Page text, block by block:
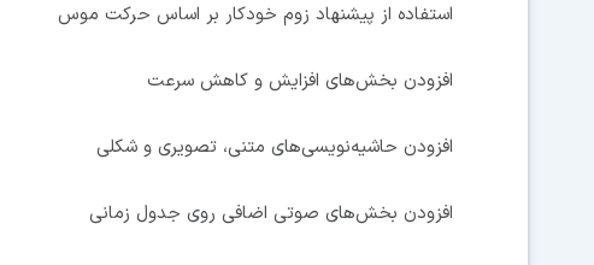
استفاده از پیشنهاد زوم خودکار بر اساس حرکت موس
افزودن بخش‌های افزایش و کاهش سرعت
افزودن حاشیه‌نویسی‌های متنی، تصویری و شکلی
افزودن بخش‌های صوتی اضافی روی جدول زمانی